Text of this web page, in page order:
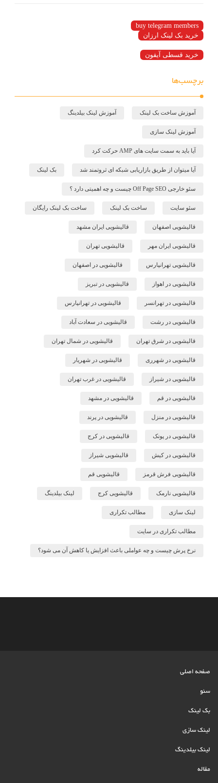
buy telegram members
خرید بک لینک ارزان
خرید قسطی آیفون
برچسب‌ها
آموزش ساخت بک لینک آموزش لینک بیلدینگ
آموزش لینک سازی
آیا باید به سمت سایت های AMP حرکت کرد
آیا میتوان از طریق بازاریابی شبکه ای ثروتمند شد بک لینک
سئو خارجی Off Page SEO چیست و چه اهمیتی دارد ؟
سئو سایت ساخت بک لینک ساخت بک لینک رایگان
قالیشویی اصفهان قالیشویی ایران مشهد
قالیشویی ایران مهر قالیشویی تهران
قالیشویی تهرانپارس قالیشویی در اصفهان
قالیشویی در اهواز قالیشویی در تبریز
قالیشویی در تهرانسر قالیشویی در تهرانپارس
قالیشویی در رشت قالیشویی در سعادت آباد
قالیشویی در شرق تهران قالیشویی در شمال تهران
قالیشویی در شهرری قالیشویی در شهریار
قالیشویی در شیراز قالیشویی در غرب تهران
قالیشویی در قم قالیشویی در مشهد
قالیشویی در منزل قالیشویی در پرند
قالیشویی در پونک قالیشویی در کرج
قالیشویی در کیش قالیشویی شیراز
قالیشویی فرش قرمز قالیشویی قم
قالیشویی نارمک قالیشویی کرج لینک بیلدینگ
لینک سازی مطالب تکراری
مطالب تکراری در سایت
نرخ پرش چیست و چه عواملی باعث افزایش یا کاهش آن می شود؟
صفحه اصلی
سئو
بک لینک
لینک سازی
لینک بیلدینگ
مقاله